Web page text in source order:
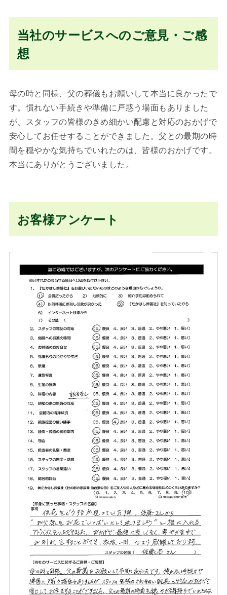
当社のサービスへのご意見・ご感
想
母の時と同様、父の葬儀もお願いして本当に良かったで
す。慣れない手続きや準備に戸惑う場面もありました
が、スタッフの皆様のきめ細かい配慮と対応のおかげで
安心してお任せすることができました。父との最期の時
間を穏やかな気持ちでいれたのは、皆様のおかげです。
本当にありがとうございました。
お客様アンケート